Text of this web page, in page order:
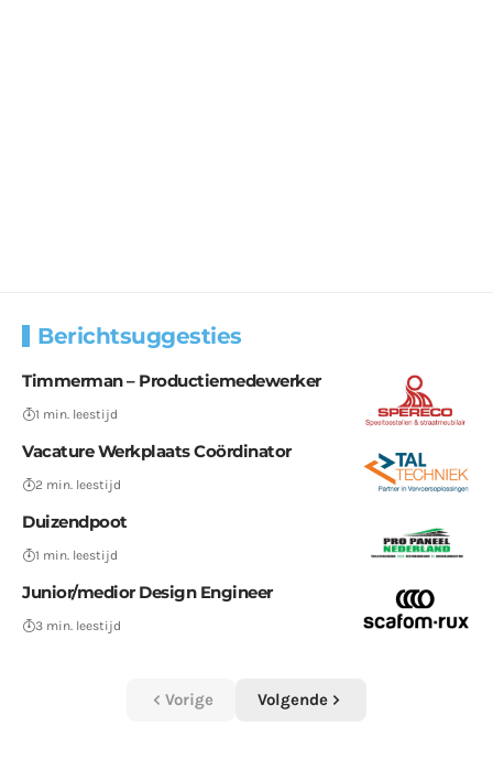
Berichtsuggesties
Timmerman – Productiemedewerker
1 min. leestijd
Vacature Werkplaats Coördinator
2 min. leestijd
Duizendpoot
1 min. leestijd
Junior/medior Design Engineer
3 min. leestijd
Vorige Volgende